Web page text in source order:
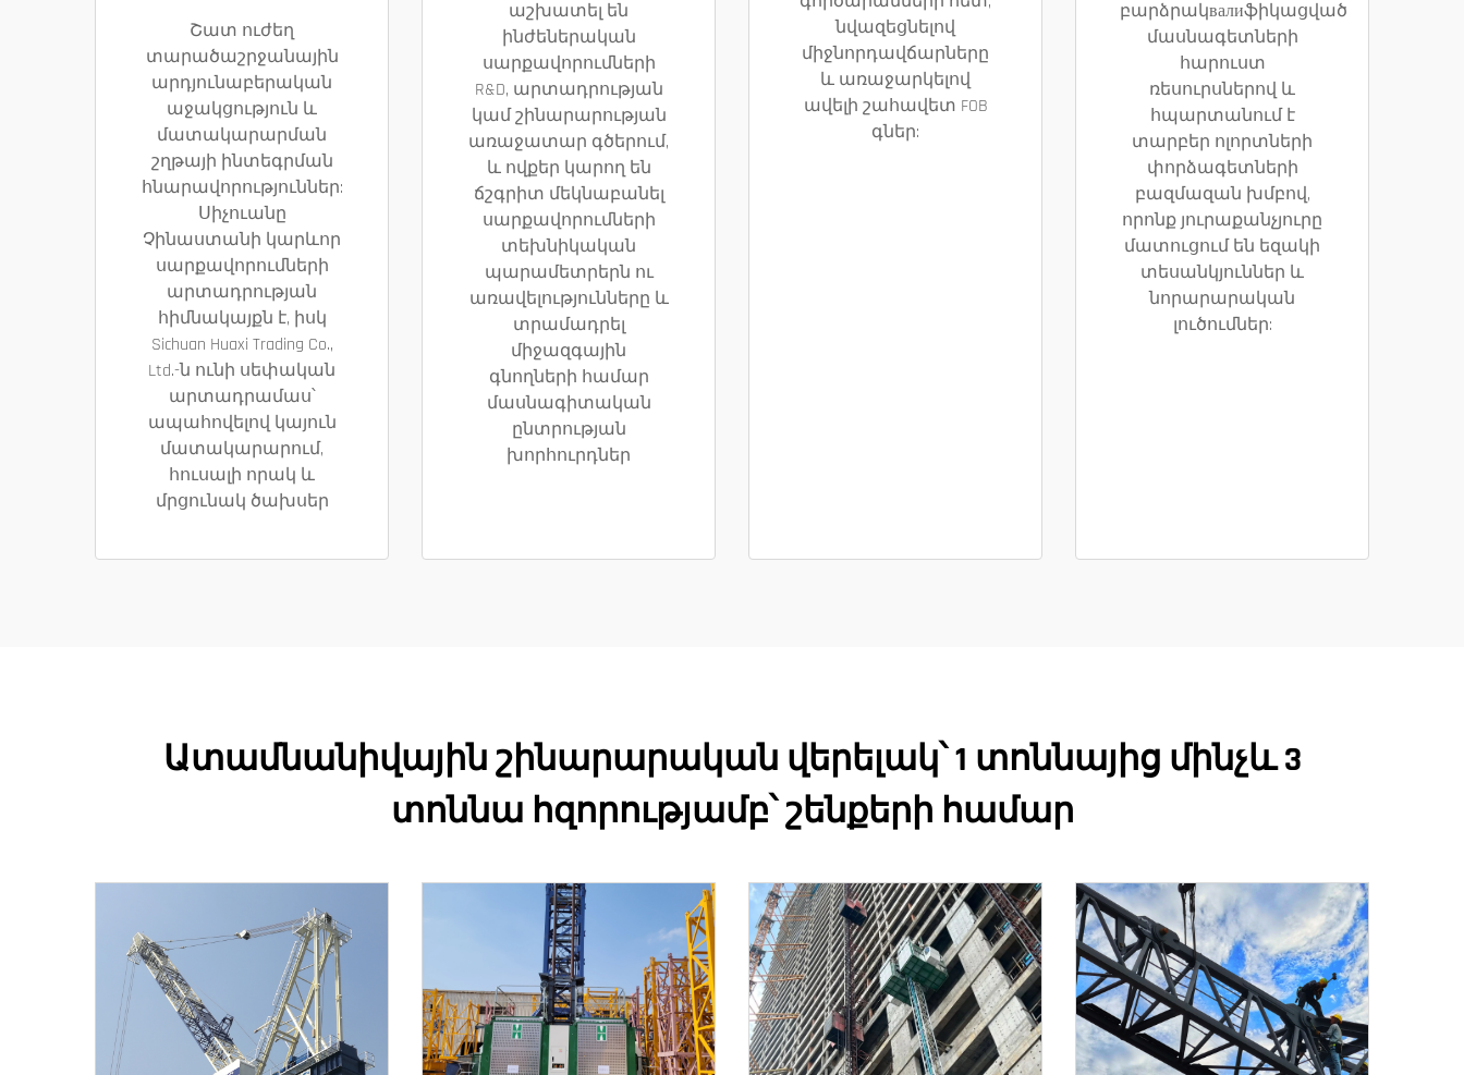
Շատ ուժեղ
տարածաշրջանային
արդյունաբերական
աջակցություն և
մատակարարման
շղթայի ինտեգրման
հնարավորություններ:
Սիչուանը
Չինաստանի կարևոր
սարքավորումների
արտադրության
հիմնակայքն է, իսկ
Sichuan Huaxi Trading Co.,
Ltd.-ն ունի սեփական
արտադրամաս՝
ապահովելով կայուն
մատակարարում,
հուսալի որակ և
մրցունակ ծախսեր
աշխատել են
ինժեներական
սարքավորումների
R&D, արտադրության
կամ շինարարության
առաջատար գծերում,
և ովքեր կարող են
ճշգրիտ մեկնաբանել
սարքավորումների
տեխնիկական
պարամետրերն ու
առավելությունները և
տրամադրել
միջազգային
գնողների համար
մասնագիտական
ընտրության
խորհուրդներ
նվազեցնելով
միջնորդավճարները
և առաջարկելով
ավելի շահավետ FOB
գներ:
բարձրակвалиֆիկացված
մասնագետների
հարուստ
ռեսուրսներով և
հպարտանում է
տարբեր ոլորտների
փորձագետների
բազմազան խմբով,
որոնք յուրաքանչյուրը
մատուցում են եզակի
տեսանկյուններ և
նորարարական
լուծումներ:
Ատամնանիվային շինարարական վերելակ՝ 1 տոննայից մինչև 3
տոննա հզորությամբ՝ շենքերի համար